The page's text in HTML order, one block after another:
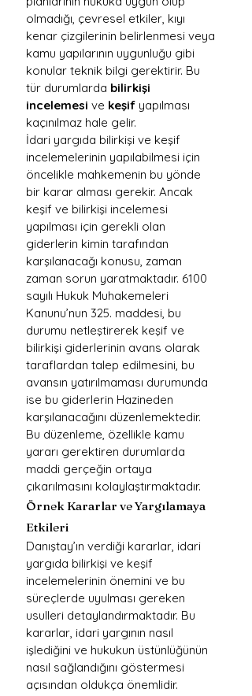
olmadığı, çevresel etkiler, kıyı
kenar çizgilerinin belirlenmesi veya
kamu yapılarının uygunluğu gibi
konular teknik bilgi gerektirir. Bu
tür durumlarda bilirkişi
incelemesi ve keşif yapılması
kaçınılmaz hale gelir.
İdari yargıda bilirkişi ve keşif
incelemelerinin yapılabilmesi için
öncelikle mahkemenin bu yönde
bir karar alması gerekir. Ancak
keşif ve bilirkişi incelemesi
yapılması için gerekli olan
giderlerin kimin tarafından
karşılanacağı konusu, zaman
zaman sorun yaratmaktadır. 6100
sayılı Hukuk Muhakemeleri
Kanunu’nun 325. maddesi, bu
durumu netleştirerek keşif ve
bilirkişi giderlerinin avans olarak
taraflardan talep edilmesini, bu
avansın yatırılmaması durumunda
ise bu giderlerin Hazineden
karşılanacağını düzenlemektedir.
Bu düzenleme, özellikle kamu
yararı gerektiren durumlarda
maddi gerçeğin ortaya
çıkarılmasını kolaylaştırmaktadır.
Örnek Kararlar ve Yargılamaya
Etkileri
Danıştay’ın verdiği kararlar, idari
yargıda bilirkişi ve keşif
incelemelerinin önemini ve bu
süreçlerde uyulması gereken
usulleri detaylandırmaktadır. Bu
kararlar, idari yargının nasıl
işlediğini ve hukukun üstünlüğünün
nasıl sağlandığını göstermesi
açısından oldukça önemlidir.